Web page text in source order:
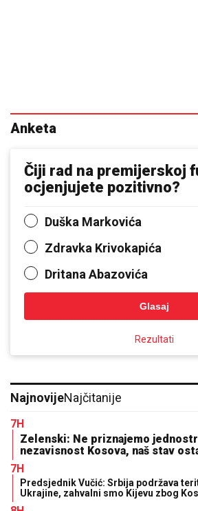
Anketa
Čiji rad na premijerskoj
ocjenjujete pozitivno?
Duška Markovića
Zdravka Krivokapića
Dritana Abazovića
Glasaj
Rezultati
NajnovijeNajčitanije
7H
Zelenski: Ne priznajemo
nezavisnost Kosova, naš stav
7H
Predsjednik Vučić: Srbija podržava
Ukrajine, zahvalni smo Kijevu zbog